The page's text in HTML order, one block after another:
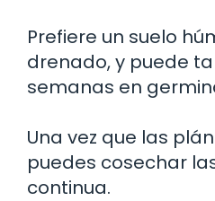
Prefiere un suelo
drenado, y puede
semanas en
Una vez que las
puedes cosechar
continua.